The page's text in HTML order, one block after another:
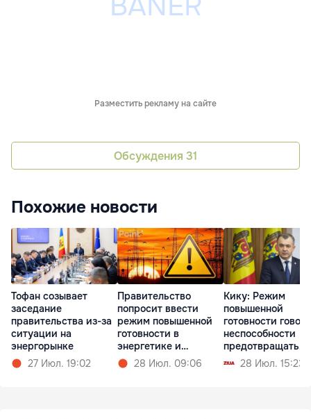
Разместить рекламу на сайте
Обсуждения 31
Похожие новости
Тофан созывает
заседание
правительства из-за
ситуации на
энергорынке
27 Июл. 19:02
Правительство
попросит ввести
режим повышенной
готовности в
энергетике и
гидрологии
28 Июл. 09:06
Кику: Режим
повышенной
готовности
неспособности
предотвращать
кризисы
28 Июл. 15:23